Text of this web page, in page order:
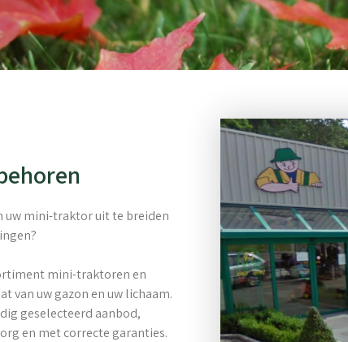
uw mini-traktor uit te breiden
mini-traktoren en
van uw gazon en uw lichaam.
geselecteerd aanbod,
en met correcte garanties.